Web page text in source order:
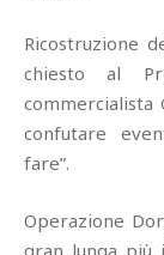
Ricostruzione
chiesto al
commercialista
confutare
fare”.
Operazione
gran lunga più